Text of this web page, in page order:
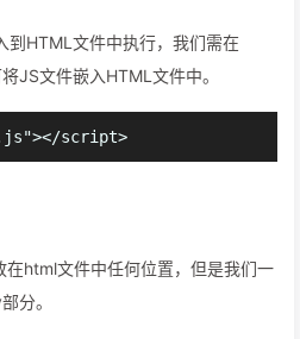
到HTML文件中执行，我们需在
JS文件嵌入HTML文件中。
html文件中任何位置，但是我们一
分。